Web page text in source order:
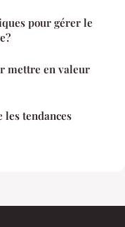
pour gérer le
mettre en valeur
les tendances